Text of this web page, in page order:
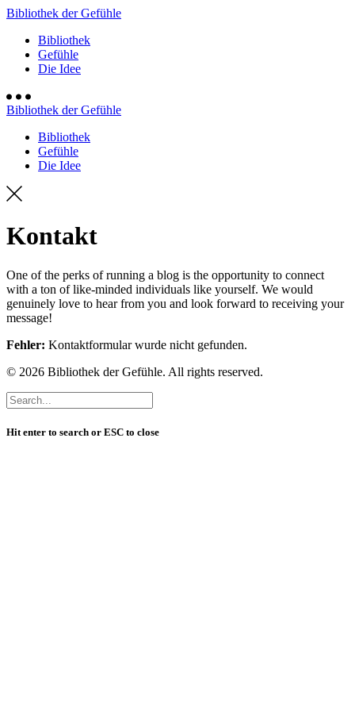
Bibliothek der Gefühle
Bibliothek
Gefühle
Die Idee
Bibliothek der Gefühle
Bibliothek
Gefühle
Die Idee
Kontakt
One of the perks of running a blog is the opportunity to connect
with a ton of like-minded individuals like yourself. We would
genuinely love to hear from you and look forward to receiving your
message!
Fehler: Kontaktformular wurde nicht gefunden.
© 2026 Bibliothek der Gefühle. All rights reserved.
Hit enter to search or ESC to close